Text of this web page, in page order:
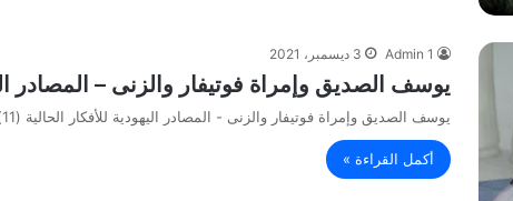
Admin 1 3 ديسمبر، 2021
يوسف الصديق وإمراة فوتيفار والزنى – المصادر
يوسف الصديق وإمراة فوتيفار والزنى - المصادر اليهودية للأفكار الحالية (11)
أكمل القراءة »